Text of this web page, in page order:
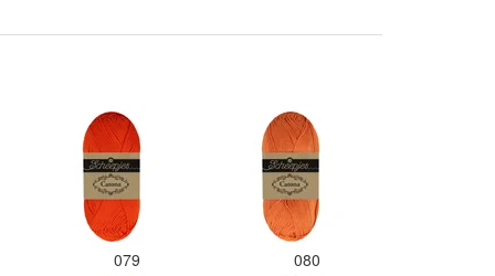
kleuren apart in te pakken
een sticker welke kleur het is?
Desondanks zou ik deze shop
zeker wel aanbevelen wat
de viltwol. Goede prijs/
verhouding.
079 080